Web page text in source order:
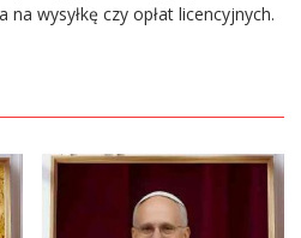
wysyłkę czy opłat licencyjnych.